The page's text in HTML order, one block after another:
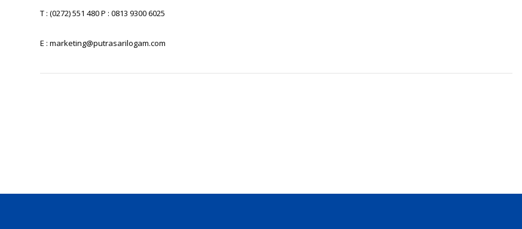
T : (0272) 551 480 P : 0813 9300 6025
E :marketing@putrasarilogam.com